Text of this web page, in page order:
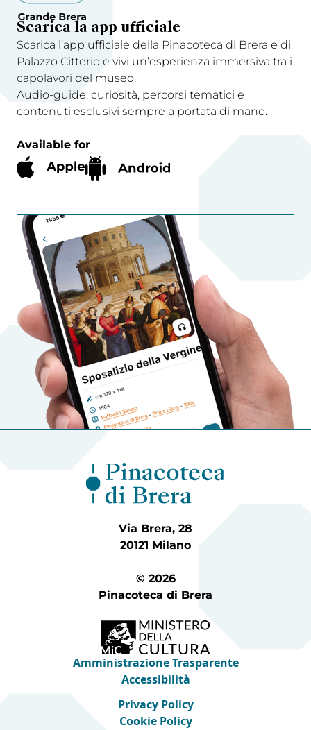
Scarica la app ufficiale
Scarica l’app ufficiale della Pinacoteca di Brera e di
Palazzo Citterio e vivi un’esperienza immersiva tra i
capolavori del museo.
Audio-guide, curiosità, percorsi tematici e
contenuti esclusivi sempre a portata di mano.
Available for
Via Brera, 28
20121 Milano
© 2026
Pinacoteca di Brera
Amministrazione Trasparente
Accessibilità
Privacy Policy
Cookie Policy